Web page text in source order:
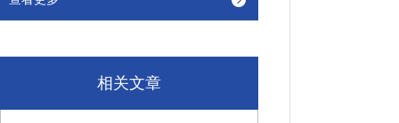
相关文章